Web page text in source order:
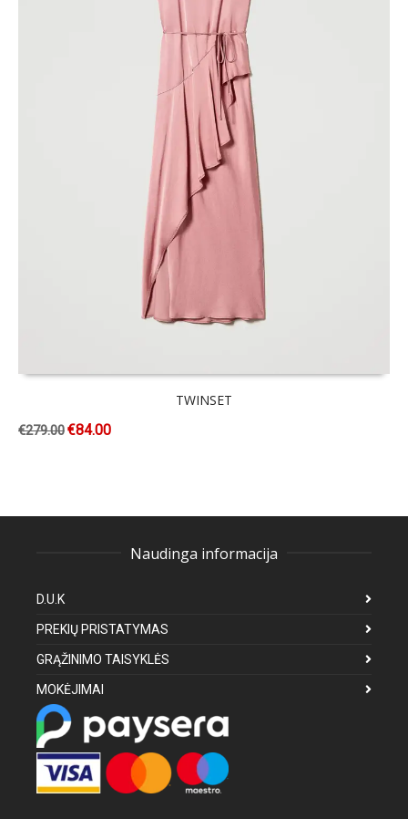
TWINSET
€279.00€84.00
Naudinga informacija
D.U.K
PREKIŲ PRISTATYMAS
GRĄŽINIMO TAISYKLĖS
MOKĖJIMAI